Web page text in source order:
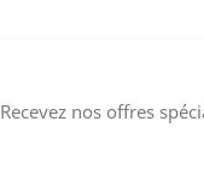
Recevez nos offres